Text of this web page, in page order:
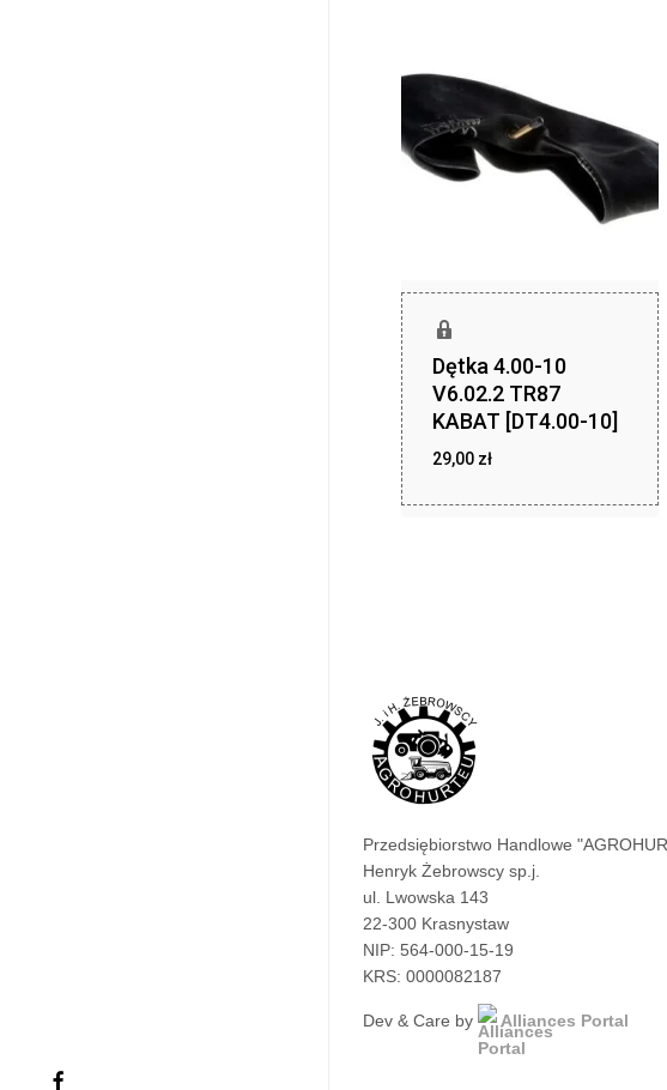
facebook
Dętka 4.00-10
V6.02.2 TR87
KABAT [DT4.00-10]
29,00 zł
Przedsiębiorstwo Handlowe
Henryk Żebrowscy sp.j.
ul. Lwowska 143
22-300 Krasnystaw
NIP: 564-000-15-19
KRS: 0000082187
Dev & Care by Alliances Portal